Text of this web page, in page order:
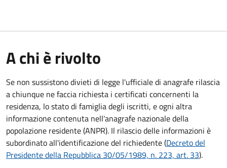
A chi è rivolto
Se non sussistono divieti di legge l'ufficiale di anagrafe rilascia
a chiunque ne faccia richiesta i certificati concernenti la
residenza, lo stato di famiglia degli iscritti, e ogni altra
informazione contenuta nell'anagrafe nazionale della
popolazione residente (ANPR). Il rilascio delle informazioni è
subordinato all'identificazione del richiedente (Decreto del
Presidente della Repubblica 30/05/1989, n. 223, art. 33).